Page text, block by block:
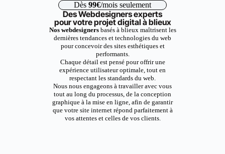
Dès 99€/mois seulement
Des Webdesigners experts
pour votre projet digital à blieux
Nos webdesignersbasés à blieux maîtrisent les
dernières tendances et technologies du web
pour concevoir des sites esthétiques et
performants.
Chaque détail est pensé pour offrir une
expérience utilisateur optimale, tout en
respectant les standards du web.
Nous nous engageons à travailler avec vous
tout au long du processus, de la conception
graphique à la mise en ligne, afin de garantir
que votre site internet répond parfaitement à
vos attentes et celles de vos clients.